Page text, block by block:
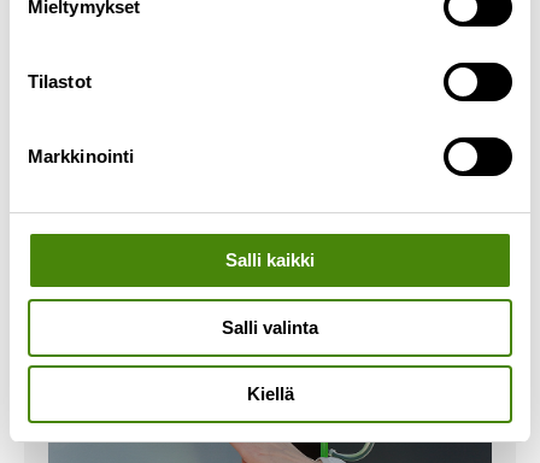
Mieltymykset
Tilastot
Markkinointi
Salli kaikki
Salli valinta
Kiellä
toimivat jälleen ja palvelemme normaalien
———————————— Puhelinasiakaspalvelumme
ei toimi tällä